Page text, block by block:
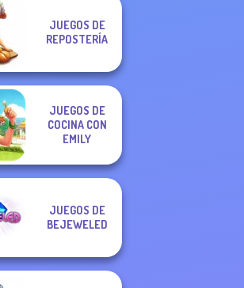
JUEGOS DE
REPOSTERÍA
JUEGOS DE
COCINA CON
EMILY
JUEGOS DE
BEJEWELED